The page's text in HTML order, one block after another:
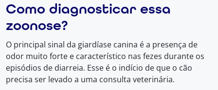
Como diagnosticar essa
zoonose?
O principal sinal da giardíase canina é a presença de
odor muito forte e característico nas fezes durante os
episódios de diarreia. Esse é o indício de que o cão
precisa ser levado a uma consulta veterinária.